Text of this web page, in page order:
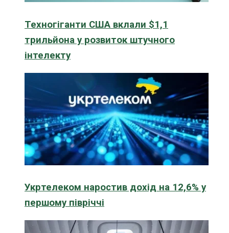
Техногіганти США вклали $1,1
трильйона у розвиток штучного
інтелекту
Укртелеком наростив дохід на 12,6% у
першому півріччі